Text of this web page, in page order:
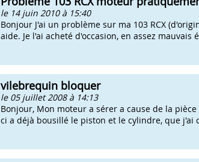
le 14 juin 2010 à 15:40
Bonjour J'ai un problème sur ma 103 RCX
aide. Je l'ai acheté d'occasion, en assez
vilebrequin bloquer
le 05 juillet 2008 à 14:13
Bonjour, Mon moteur a sérer a cause de la
ci a déjà bousillé le piston et le cylindre, que j'ai